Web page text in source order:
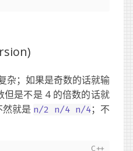
杂；如果是奇数的话就输
但是不是 4 的倍数的话就
然就是 n/2 n/4 n/4；不